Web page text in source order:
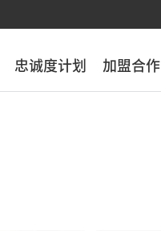
忠诚度计划 加盟合作
忠诚度计划 加盟合作